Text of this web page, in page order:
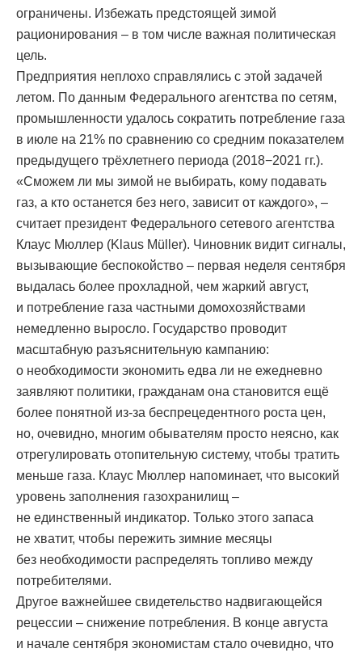
ограничены. Избежать предстоящей зимой
рационирования – в том числе важная политическая
цель.
Предприятия неплохо справлялись с этой задачей
летом. По данным Федерального агентства по сетям,
промышленности удалось сократить потребление газа
в июле на 21% по сравнению со средним показателем
предыдущего трёхлетнего периода (2018−2021 гг.).
«Сможем ли мы зимой не выбирать, кому подавать
газ, а кто останется без него, зависит от каждого», –
считает президент Федерального сетевого агентства
Клаус Мюллер (Klaus Müller). Чиновник видит сигналы,
вызывающие беспокойство – первая неделя сентября
выдалась более прохладной, чем жаркий август,
и потребление газа частными домохозяйствами
немедленно выросло. Государство проводит
масштабную разъяснительную кампанию:
о необходимости экономить едва ли не ежедневно
заявляют политики, гражданам она становится ещё
более понятной из-за беспрецедентного роста цен,
но, очевидно, многим обывателям просто неясно, как
отрегулировать отопительную систему, чтобы тратить
меньше газа. Клаус Мюллер напоминает, что высокий
уровень заполнения газохранилищ –
не единственный индикатор. Только этого запаса
не хватит, чтобы пережить зимние месяцы
без необходимости распределять топливо между
потребителями.
Другое важнейшее свидетельство надвигающейся
рецессии – снижение потребления. В конце августа
и начале сентября экономистам стало очевидно, что